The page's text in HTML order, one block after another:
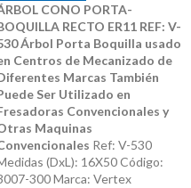
CONO PORTA-
RECTO ER11 REF: V-
Árbol Porta Boquilla usado
Centros de Mecanizado de
Marcas También
Ser Utilizado en
Convencionales y
Maquinas
Ref: V-530
(DxL): 16X50 Código:
300 Marca: Vertex